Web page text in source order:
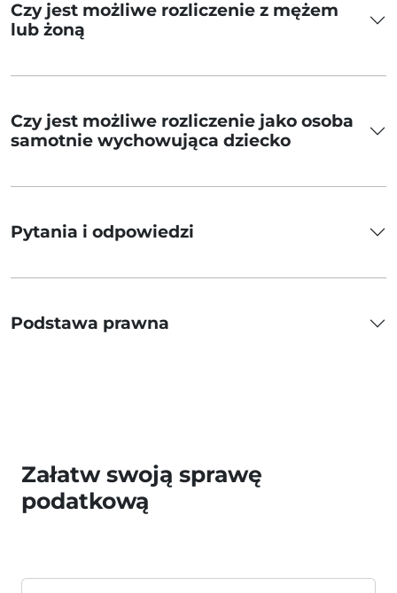
Czy jest możliwe rozliczenie z mężem
lub żoną
Czy jest możliwe rozliczenie jako osoba
samotnie wychowująca dziecko
Pytania i odpowiedzi
Podstawa prawna
Załatw swoją sprawę
podatkową